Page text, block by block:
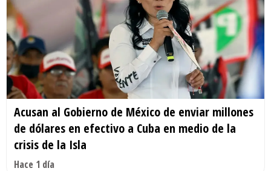
Acusan al Gobierno de México de enviar millones
de dólares en efectivo a Cuba en medio de la
crisis de la Isla
Hace 1 día